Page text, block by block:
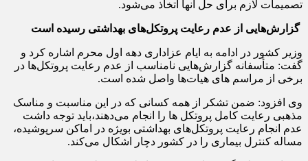
تصمیمات لازم برای حل آنها اتخاذ می‌شود.
گزارش‌هایی از عدم رعایت پروتکل‌های بهداشتی رسیده است
وزیر کشور در ادامه به ایام عزاداری دهه اول محرم اشاره کرد و
گفت: متأسفانه گزارش‌هایی نامناسب از عدم رعایت پروتکل‌ها در
برخی از مراسم های هیات‌ها واصل شده است.
وی افزود: ضمن تشکر از همه کسانی که در این مناسبت و مناسک
مذهبی رعایت کامل پروتکل ها را انجام می‌دهند،‌باید توجه داشت
عدم انجام رعایت پروتکل‌های بهداشتی بویژه در اماکن سرپوشیده،
مساله کنترل بیماری را در کشور دچار اشکال می‌کند.